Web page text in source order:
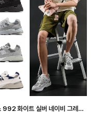
992 화이트 실버 네이비 그레이